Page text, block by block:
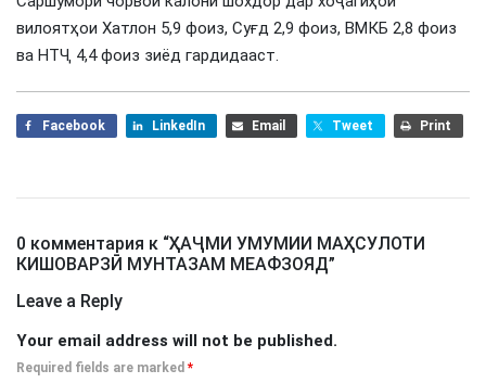
вилоятҳои Хатлон 5,9 фоиз, Суғд 2,9 фоиз, ВМКБ 2,8 фоиз
ва НТҶ 4,4 фоиз зиёд гардидааст.
Facebook LinkedIn Email Tweet Print
0 комментария к “ҲАҶМИ УМУМИИ МАҲСУЛОТИ
КИШОВАРЗӢ МУНТАЗАМ МЕАФЗОЯД”
Leave a Reply
Your email address will not be published.
Required fields are marked *